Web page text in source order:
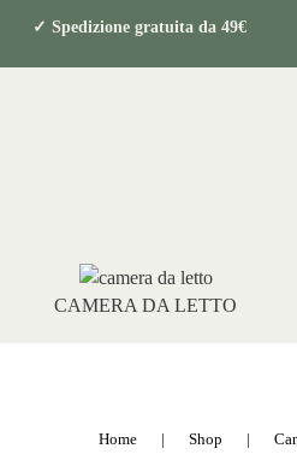
✓ Spedizione gratuita
CAMERA DA LETTO
Home Shop